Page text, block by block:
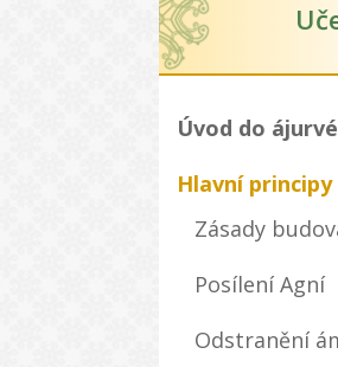
Úvod do
Hlavní
Zásady
Posílení Agní
Odstranění